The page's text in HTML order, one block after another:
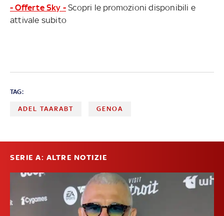
- Offerte Sky - Scopri le promozioni disponibili e
attivale subito
TAG:
ADEL TAARABT GENOA
SERIE A: ALTRE NOTIZIE